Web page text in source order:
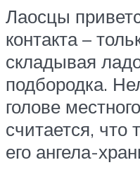
Лаосцы
контакта –
складывая
подбородка.
голове
считается, что
его ангела-